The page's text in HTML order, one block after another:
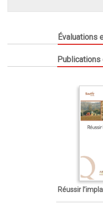
Évaluations
Publications
Réussir